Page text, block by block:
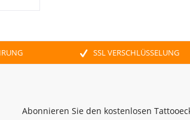
SSL VERSCHLÜSSELUNG
Abonnieren Sie den kostenlosen